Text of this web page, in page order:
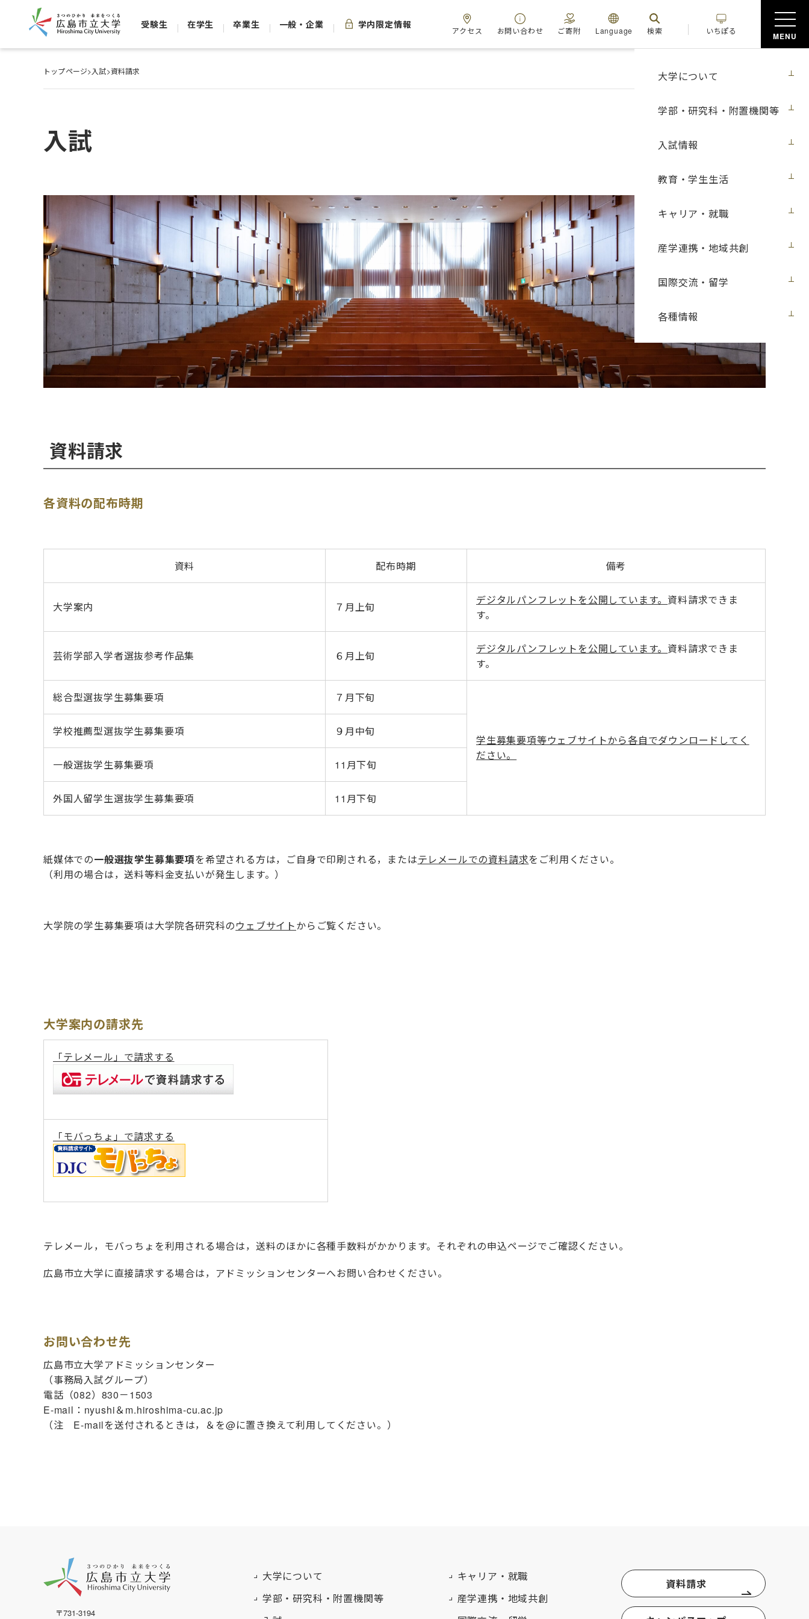
大学について
学部・研究科・附置機関等
入試情報
教育・学生生活
キャリア・就職
産学連携・地域共創
国際交流・留学
各種情報
受験生 在学生 卒業生 一般・企業 学内限定情報
アクセス お問い合わせ ご寄附 Language 検索 いちぽる
MENU
トップページ>入試>資料請求
入試
資料請求
各資料の配布時期
資料 配布時期 備考
大学案内 ７月上旬
デジタルパンフレットを公開しています。 資料請求できま
す。
芸術学部入学者選抜参考作品集 ６月上旬
デジタルパンフレットを公開しています。 資料請求できま
す。
総合型選抜学生募集要項 ７月下旬
学生募集要項等ウェブサイトから各自でダウンロードしてく
ださい。
学校推薦型選抜学生募集要項 ９月中旬
一般選抜学生募集要項 11月下旬
外国人留学生選抜学生募集要項 11月下旬
紙媒体での一般選抜学生募集要項を希望される方は，ご自身で印刷される，またはテレメールでの資料請求をご利用ください。
（利用の場合は，送料等料金支払いが発生します。）
大学院の学生募集要項は大学院各研究科のウェブサイトからご覧ください。
大学案内の請求先
「テレメール」で請求する
「モバっちょ」で請求する
テレメール，モバっちょを利用される場合は，送料のほかに各種手数料がかかります。それぞれの申込ページでご確認ください。
広島市立大学に直接請求する場合は，アドミッションセンターへお問い合わせください。
お問い合わせ先
広島市立大学アドミッションセンター
（事務局入試グループ）
電話（082）830－1503
E-mail：nyushi＆m.hiroshima-cu.ac.jp
（注 E-mailを送付されるときは，＆を@に置き換えて利用してください。）
〒731-3194
大学について
学部・研究科・附置機関等
キャリア・就職
産学連携・地域共創
資料請求